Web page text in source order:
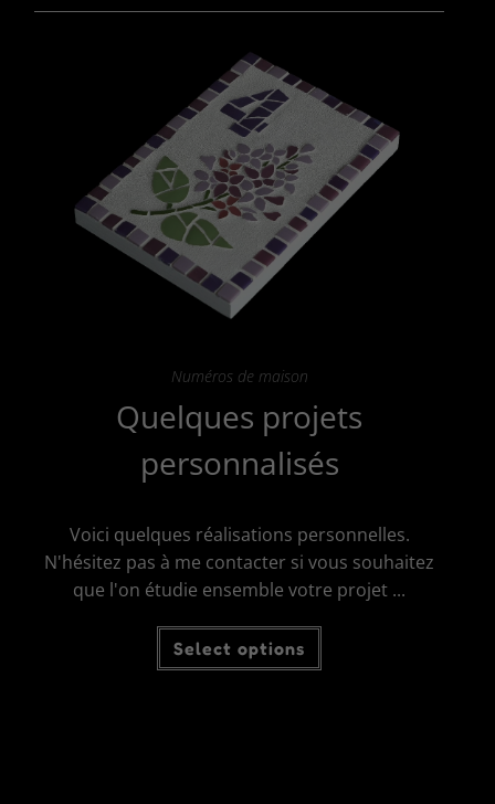
variations.
choisies
sur
du
produit
Numéros de maison
Quelques projets
personnalisés
Voici quelques réalisations personnelles.
N'hésitez pas à me contacter si vous souhaitez
que l'on étudie ensemble votre projet ...
Select options